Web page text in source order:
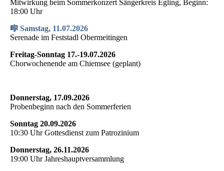
Mitwirkung beim Sommerkonzert Sängerkreis Egling, Beginn:
18:00 Uhr
🎼 Samstag, 11.07.2026
Serenade im Feststadl Obermeitingen
Freitag-Sonntag 17.-19.07.2026
Chorwochenende am Chiemsee (geplant)
Donnerstag, 17.09.2026
Probenbeginn nach den Sommerferien
Sonntag 20.09.2026
10:30 Uhr Gottesdienst zum Patrozinium
Donnerstag, 26.11.2026
19:00 Uhr Jahreshauptversammlung